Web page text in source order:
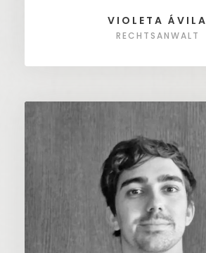
VIOLETA ÁVILA
RECHTSANWALT